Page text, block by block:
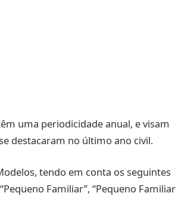
uma periodicidade anual, e visam
destacaram no último ano civil.
tendo em conta os seguintes
Familiar”, “Pequeno Familiar